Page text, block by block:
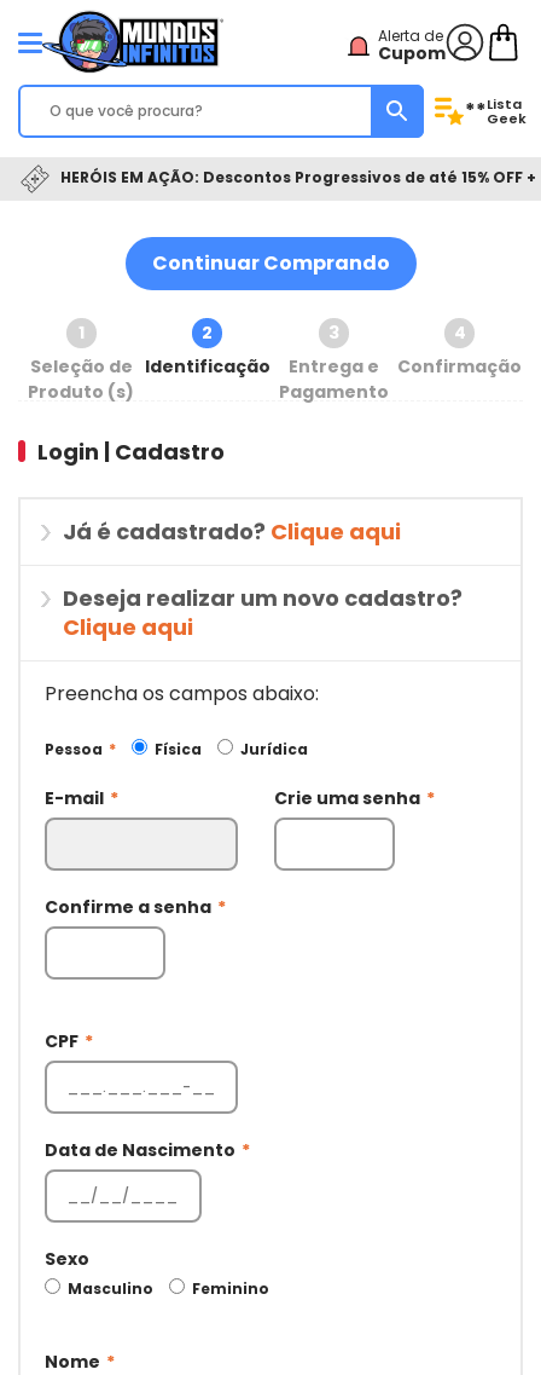
Alerta de
Cupom
**Lista
Geek
HERÓIS EM AÇÃO: Descontos Progressivos de até 15% OFF
Continuar Comprando
1
Seleção de
Produto (s)
2
Identificação
3
Entrega e
Pagamento
4
Confirmação
Login | Cadastro
Já é cadastrado? Clique aqui
Deseja realizar um novo cadastro?
Clique aqui
Preencha os campos abaixo:
Pessoa * Física Jurídica
E-mail * Crie uma senha *
Confirme a senha *
CPF *
Data de Nascimento *
Sexo
Masculino Feminino
Nome *